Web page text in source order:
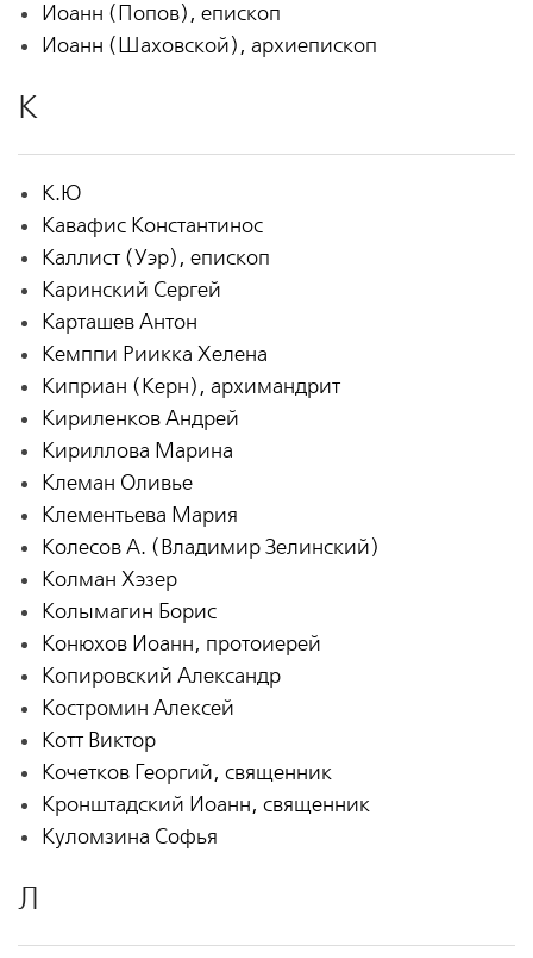
Иоанн (Попов), епископ
Иоанн (Шаховской), архиепископ
К
К.Ю
Кавафис Константинос
Каллист (Уэр), епископ
Каринский Сергей
Карташев Антон
Кемппи Риикка Хелена
Киприан (Керн), архимандрит
Кириленков Андрей
Кириллова Марина
Клеман Оливье
Клементьева Мария
Колесов А. (Владимир Зелинский)
Колман Хэзер
Колымагин Борис
Конюхов Иоанн, протоиерей
Копировский Александр
Костромин Алексей
Котт Виктор
Кочетков Георгий, священник
Кронштадский Иоанн, священник
Куломзина Софья
Л